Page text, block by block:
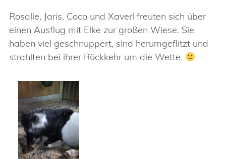
Rosalie, Jaris, Coco und Xaverl freuten sich über
einen Ausflug mit Elke zur großen Wiese. Sie
haben viel geschnuppert, sind herumgeflitzt und
strahlten bei ihrer Rückkehr um die Wette.